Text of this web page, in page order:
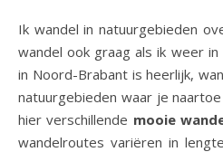
Ik wandel in natuurgebieden over de hele wereld, maar ik
wandel ook graag als ik weer in
in Noord-Brabant is heerlijk,
natuurgebieden waar je
hier verschillende mooie
wandelroutes variëren in